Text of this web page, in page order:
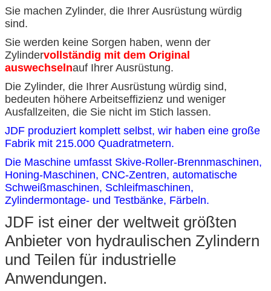
Sie machen Zylinder, die Ihrer Ausrüstung würdig
sind.
Sie werden keine Sorgen haben, wenn der
Zylindervollständig mit dem Original
auswechselnauf Ihrer Ausrüstung.
Die Zylinder, die Ihrer Ausrüstung würdig sind,
bedeuten höhere Arbeitseffizienz und weniger
Ausfallzeiten, die Sie nicht im Stich lassen.
JDF produziert komplett selbst, wir haben eine große
Fabrik mit 215.000 Quadratmetern.
Die Maschine umfasst Skive-Roller-Brennmaschinen,
Honing-Maschinen, CNC-Zentren, automatische
Schweißmaschinen, Schleifmaschinen,
Zylindermontage- und Testbänke, Färbeln.
JDF ist einer der weltweit größten
Anbieter von hydraulischen Zylindern
und Teilen für industrielle
Anwendungen.